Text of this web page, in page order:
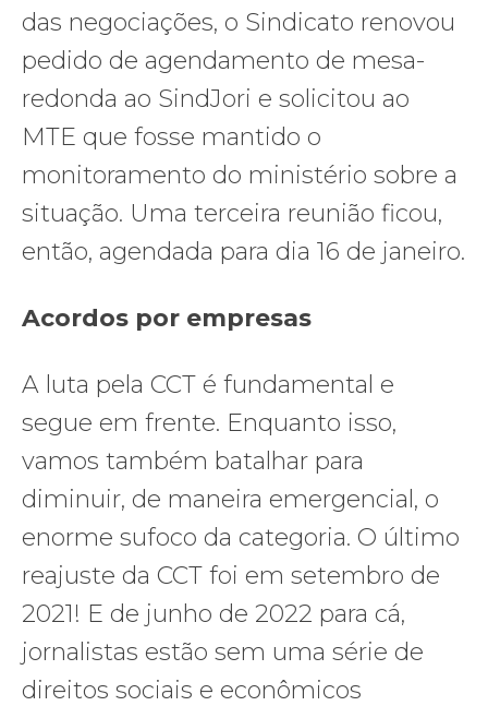
das negociações, o Sindicato renovou
pedido de agendamento de mesa-
redonda ao SindJori e solicitou ao
MTE que fosse mantido o
monitoramento do ministério sobre a
situação. Uma terceira reunião ficou,
então, agendada para dia 16 de janeiro.
Acordos por empresas
A luta pela CCT é fundamental e
segue em frente. Enquanto isso,
vamos também batalhar para
diminuir, de maneira emergencial, o
enorme sufoco da categoria. O último
reajuste da CCT foi em setembro de
2021! E de junho de 2022 para cá,
jornalistas estão sem uma série de
direitos sociais e econômicos